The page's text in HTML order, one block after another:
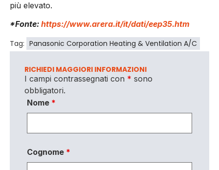
più elevato.
*Fonte: https://www.arera.it/it/dati/eep35.htm
Tag: Panasonic Corporation Heating & Ventilation A/C
RICHIEDI MAGGIORI INFORMAZIONI
I campi contrassegnati con * sono
obbligatori.
Nome *
Cognome *